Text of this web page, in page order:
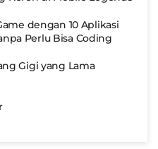
dengan 10 Aplikasi
Perlu Bisa Coding
Gigi yang Lama